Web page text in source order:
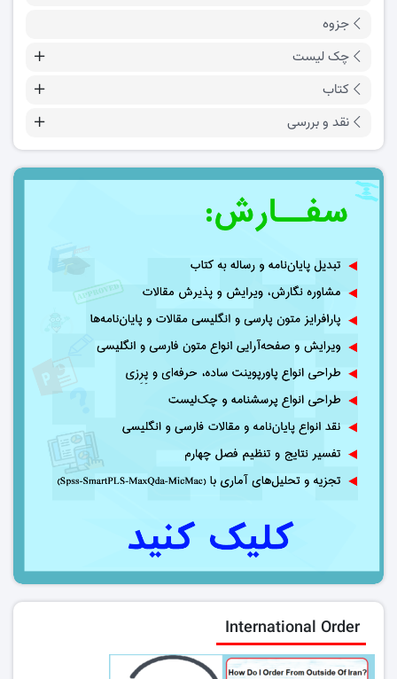
جزوه
چک لیست
کتاب
نقد و بررسی
International Order